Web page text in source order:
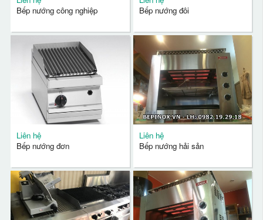
Bếp nướng công nghiệp
Bếp nướng đôi
Liên hệ
Bếp nướng đơn
Liên hệ
Bếp nướng hải sản